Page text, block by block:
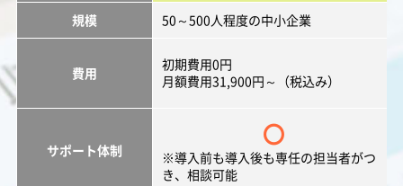
規模 50～500人程度の中小企業
費用
初期費用0円
月額費用31,900円～（税込み）
サポート体制
〇
※導入前も導入後も専任の担当者がつ
き、相談可能